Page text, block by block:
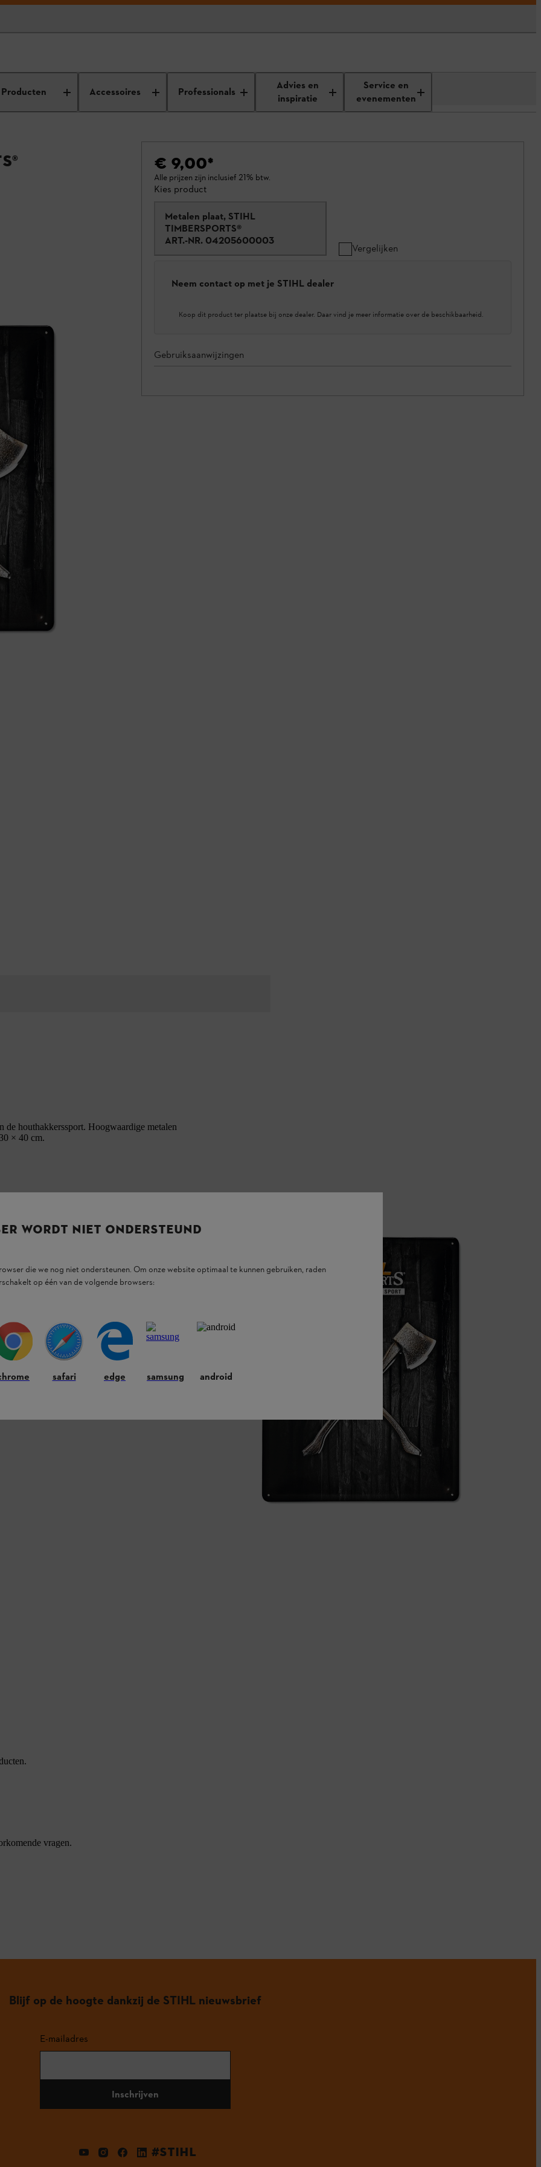
Producten Accessoires Professionals
Advies en
inspiratie
Service en
evenementen
€ 9,00*
Alle prijzen zijn inclusief 21% btw.
Kies product
Metalen plaat, STIHL
TIMBERSPORTS®
ART.-NR. 04205600003
Vergelijken
Neem contact op met je STIHL dealer
Koop dit product ter plaatse bij onze dealer. Daar vind je meer informatie over de beschikbaarheid.
Gebruiksaanwijzingen
de houthakkerssport. Hoogwaardige metalen
× 40 cm.
vragen.
Blijf op de hoogte dankzij de STIHL nieuwsbrief
E-mailadres
Inschrijven
#STIHL
WORDT NIET ONDERSTEUND
die we nog niet ondersteunen. Om onze website optimaal te kunnen gebruiken, raden
op één van de volgende browsers:
safari edge samsung android